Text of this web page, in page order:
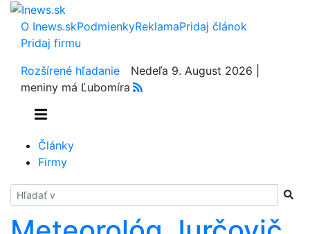
O Inews.skPodmienkyReklamaPridaj článok
Pridaj firmu
Rozšírené hľadanie
Nedeľa 9. August 2026 |
meniny má Ľubomíra
Články
Firmy
Hladať